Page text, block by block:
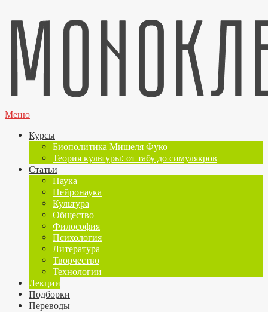
Меню
Курсы
Биополитика Мишеля Фуко
Теория культуры: от табу до симулякров
Статьи
Наука
Нейронаука
Культура
Общество
Философия
Психология
Литература
Творчество
Технологии
Лекции
Подборки
Переводы